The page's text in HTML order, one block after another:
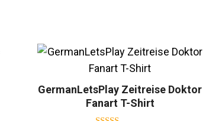
GermanLetsPlay Zeitreise Doktor
Fanart T-Shirt